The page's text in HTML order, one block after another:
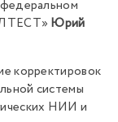
Юрий
корректировок
системы
НИИ и